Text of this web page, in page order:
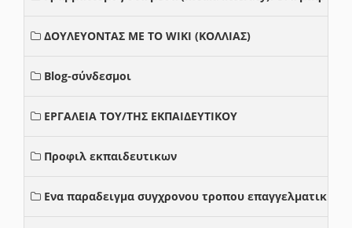
ΔΟΥΛΕΥΟΝΤΑΣ ΜΕ ΤΟ WIKI (ΚΟΛΛΙΑΣ)
Blog-σύνδεσμοι
ΕΡΓΑΛΕΙΑ ΤΟΥ/ΤΗΣ ΕΚΠΑΙΔΕΥΤΙΚΟΥ
Προφιλ εκπαιδευτικων
Ενα παραδειγμα συγχρονου τροπου επαγγελματικης